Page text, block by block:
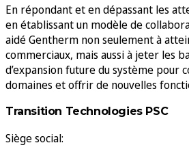
En répondant et en dépassant les
en établissant un modèle de
aidé Gentherm non seulement à
commerciaux, mais aussi à jeter les
d’expansion future du système pour
domaines et offrir de nouvelles
Transition Technologies PSC
Siège social: